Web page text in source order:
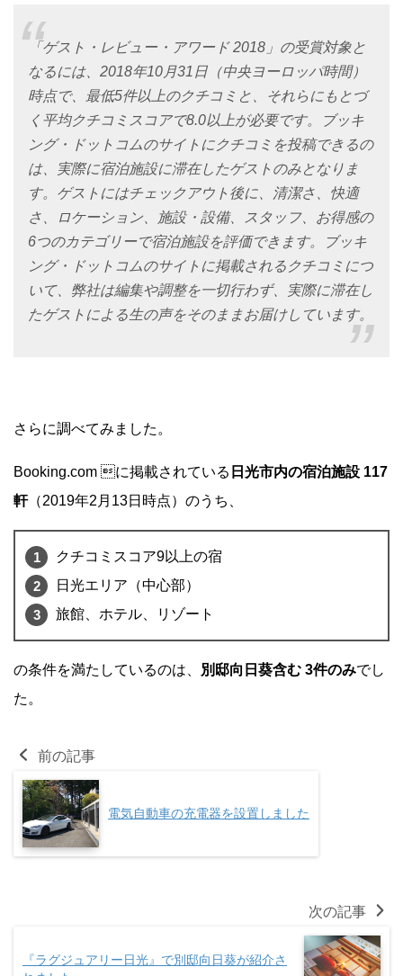
「ゲスト・レビュー・アワード 2018」の受賞対象と
なるには、2018年10月31日（中央ヨーロッパ時間）
時点で、最低5件以上のクチコミと、それらにもとづ
く平均クチコミスコアで8.0以上が必要です。ブッキ
ング・ドットコムのサイトにクチコミを投稿できるの
は、実際に宿泊施設に滞在したゲストのみとなりま
す。ゲストにはチェックアウト後に、清潔さ、快適
さ、ロケーション、施設・設備、スタッフ、お得感の
6つのカテゴリーで宿泊施設を評価できます。ブッキ
ング・ドットコムのサイトに掲載されるクチコミにつ
いて、弊社は編集や調整を一切行わず、実際に滞在し
たゲストによる生の声をそのままお届けしています。
さらに調べてみました。
Booking.com に掲載されている 日光市内の宿泊施設 117
軒（2019年2月13日時点）のうち、
クチコミスコア9以上の宿
日光エリア（中心部）
旅館、ホテル、リゾート
の条件を満たしているのは、 別邸向日葵含む 3件のみでし
た。
前の記事
電気自動車の充電器を設置しました
次の記事
『ラグジュアリー日光』で別邸向日葵が紹介さ